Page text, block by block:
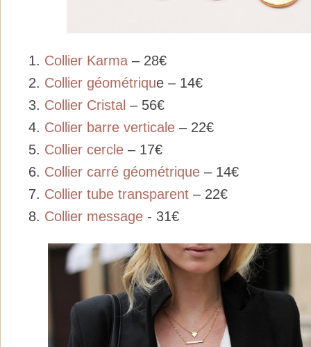
1. Collier Karma – 28€
2. Collier géométrique – 14€
3. Collier Cristal – 56€
4. Collier barre verticale – 22€
5. Collier cercle – 17€
6. Collier carré géométrique – 14€
7. Collier tube transparent – 22€
8. Collier message - 31€